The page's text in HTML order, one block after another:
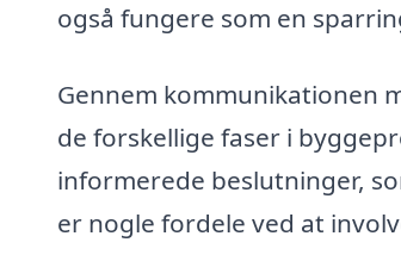
også fungere som en
Gennem kommunikationen
de forskellige faser i
informerede beslutninger,
er nogle fordele ved at